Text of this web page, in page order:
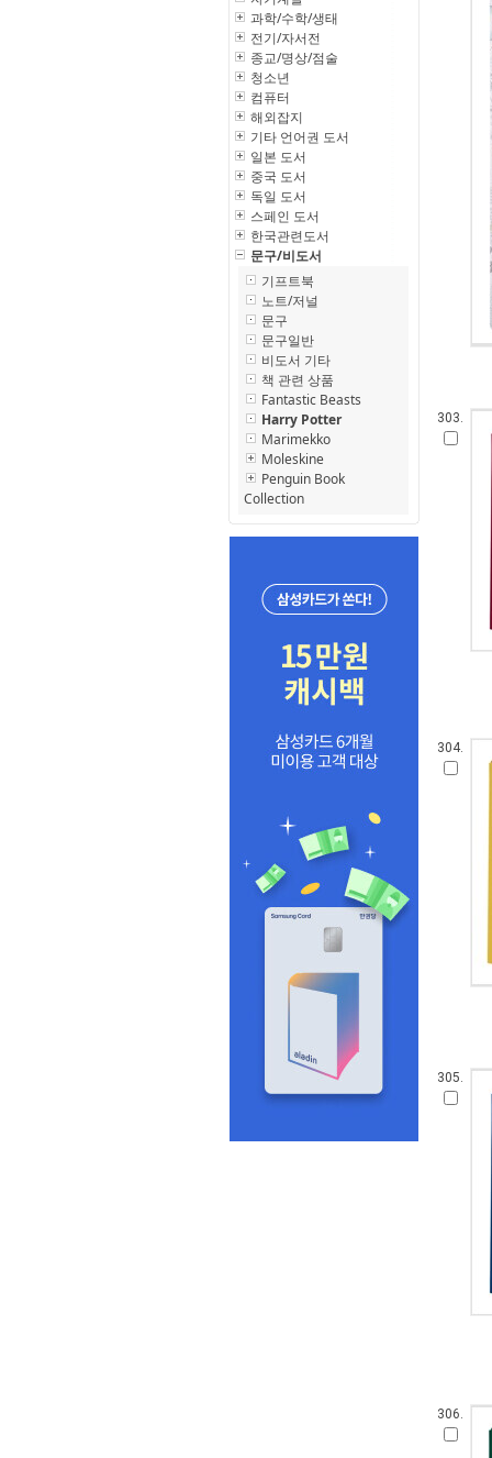
과학/수학/생태
전기/자서전
종교/명상/점술
청소년
컴퓨터
해외잡지
기타 언어권 도서
일본 도서
중국 도서
독일 도서
스페인 도서
한국관련도서
문구/비도서
기프트북
노트/저널
문구
문구일반
비도서 기타
책 관련 상품
Fantastic Beasts
Harry Potter
Marimekko
Moleskine
Penguin Book
Collection
303.
304.
305.
306.